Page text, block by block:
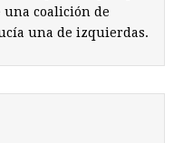
coalición de
una de izquierdas.